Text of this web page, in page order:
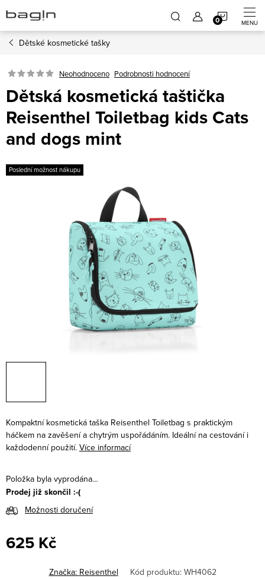
na
obsah
Dětské kosmetické tašky
Neohodnoceno Podrobnosti hodnocení
Dětská kosmetická taštička
Reisenthel Toiletbag kids Cats
and dogs mint
Poslední možnost nákupu
Kompaktní kosmetická taška Reisenthel Toiletbag s praktickým
háčkem na zavěšení a chytrým uspořádáním. Ideální na cestování i
každodenní použití. Více informací
Položka byla vyprodána…
Prodej již skončil :-(
Možnosti doručení
625 Kč
Značka: Reisenthel Kód produktu: WH4062